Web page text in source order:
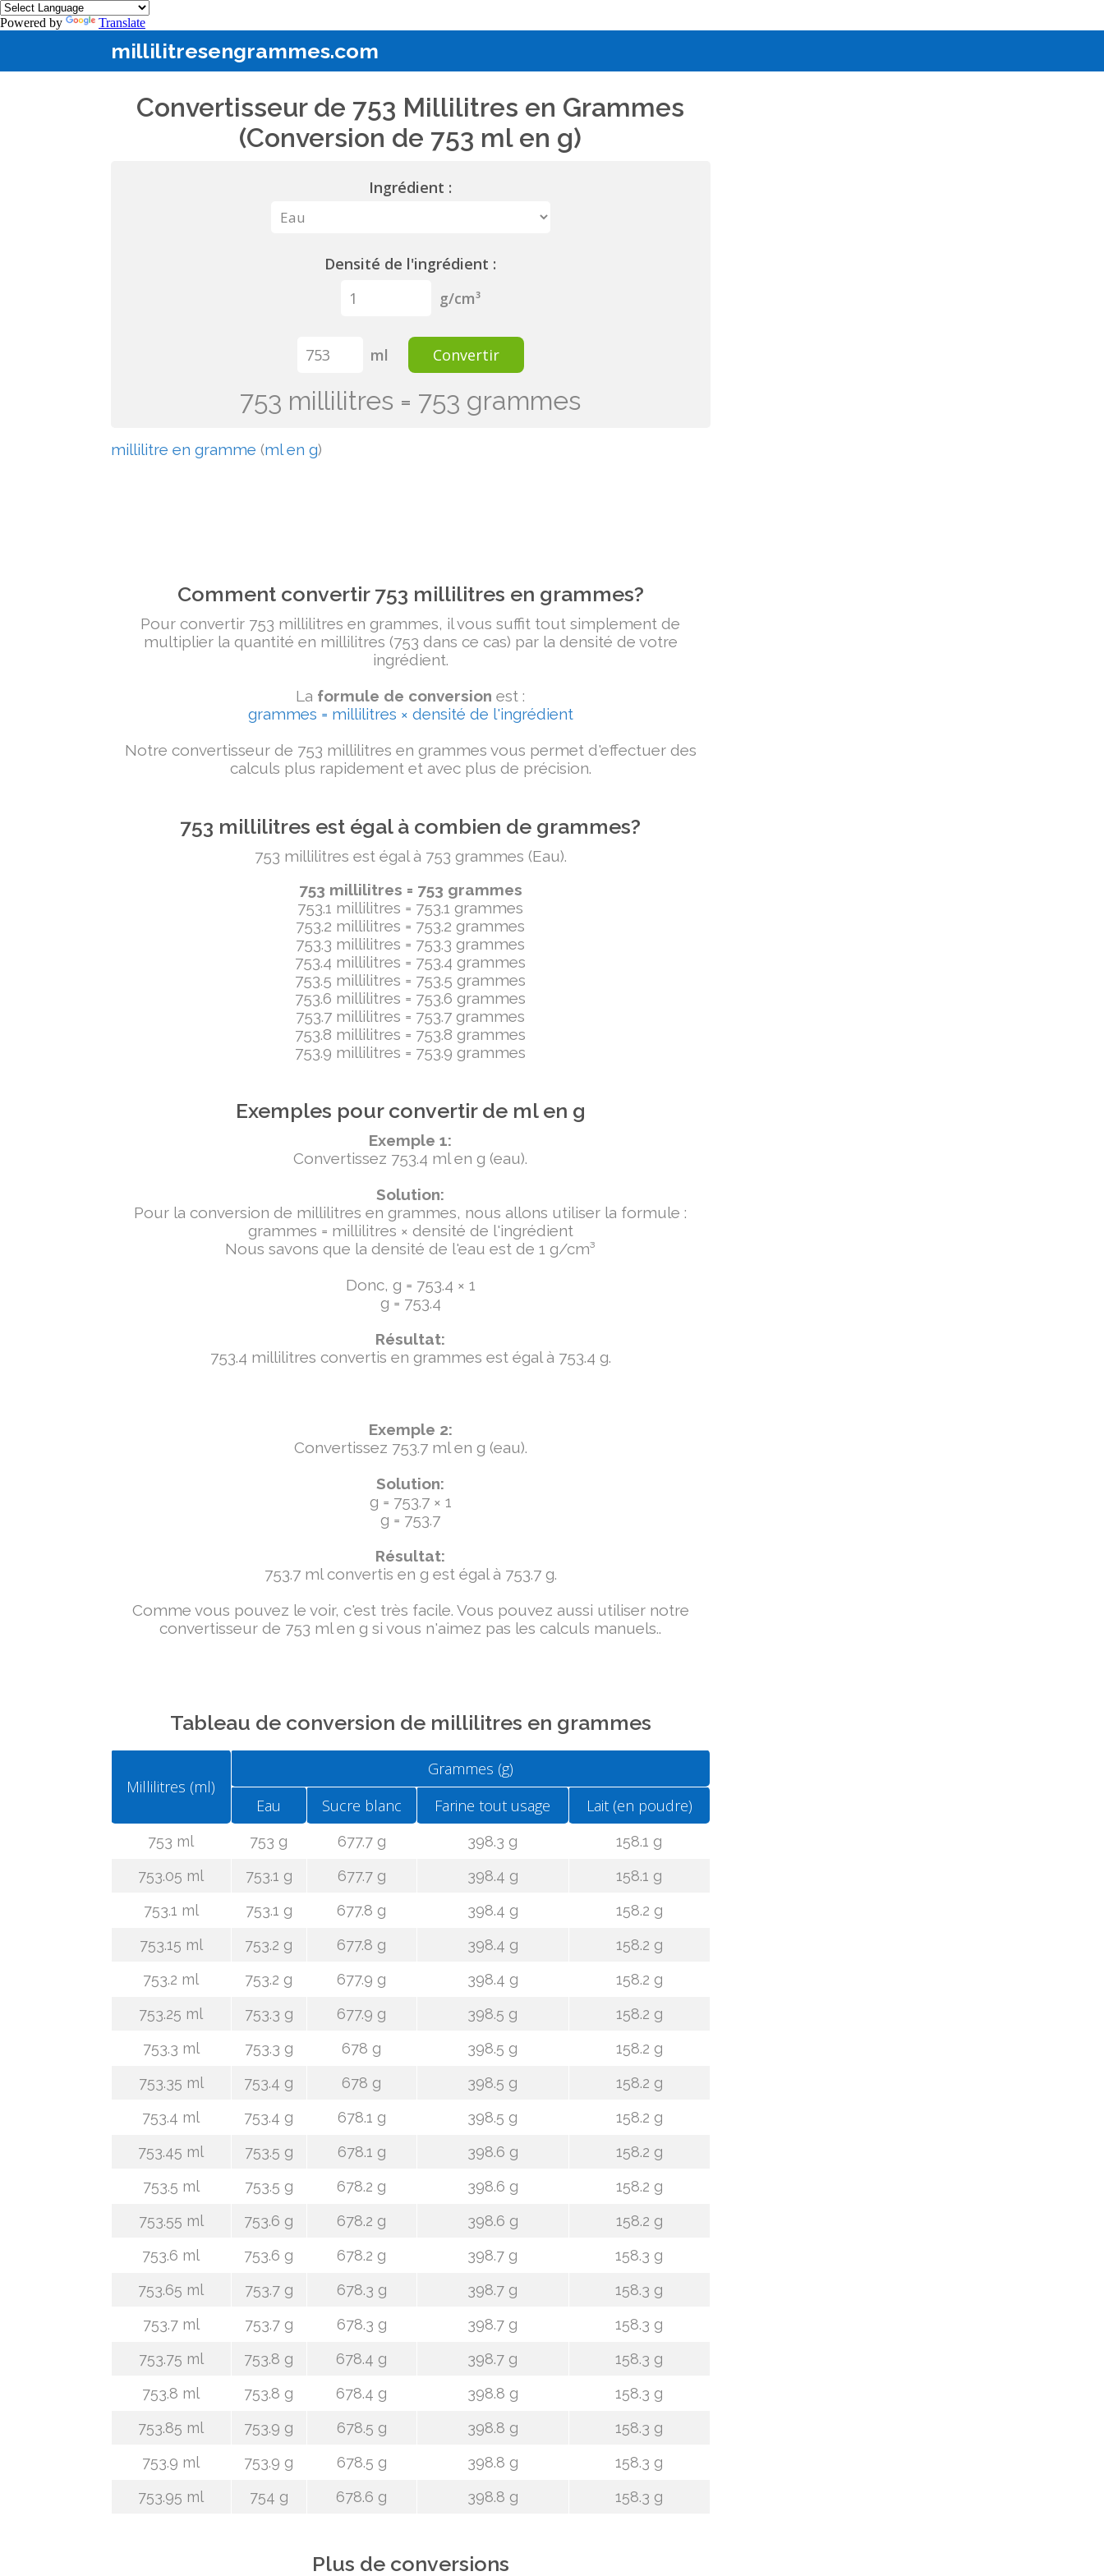
Powered by Translate
millilitresengrammes.com
Convertisseur de 753 Millilitres en Grammes
(Conversion de 753 ml en g)
Ingrédient :
Densité de l'ingrédient :
g/cm³
ml Convertir
753 millilitres = 753 grammes
millilitre en gramme (ml en g)
Comment convertir 753 millilitres en grammes?
Pour convertir 753 millilitres en grammes, il vous suffit tout simplement de
multiplier la quantité en millilitres (753 dans ce cas) par la densité de votre
ingrédient.
La formule de conversion est :
grammes = millilitres × densité de l'ingrédient
Notre convertisseur de 753 millilitres en grammes vous permet d'effectuer des
calculs plus rapidement et avec plus de précision.
753 millilitres est égal à combien de grammes?
753 millilitres est égal à 753 grammes (Eau).
753 millilitres = 753 grammes
753.1 millilitres = 753.1 grammes
753.2 millilitres = 753.2 grammes
753.3 millilitres = 753.3 grammes
753.4 millilitres = 753.4 grammes
753.5 millilitres = 753.5 grammes
753.6 millilitres = 753.6 grammes
753.7 millilitres = 753.7 grammes
753.8 millilitres = 753.8 grammes
753.9 millilitres = 753.9 grammes
Exemples pour convertir de ml en g
Exemple 1:
Convertissez 753.4 ml en g (eau).
Solution:
Pour la conversion de millilitres en grammes, nous allons utiliser la formule :
grammes = millilitres × densité de l'ingrédient
Nous savons que la densité de l'eau est de 1 g/cm³
Donc, g = 753.4 × 1
g = 753.4
Résultat:
753.4 millilitres convertis en grammes est égal à 753.4 g.
Exemple 2:
Convertissez 753.7 ml en g (eau).
Solution:
g = 753.7 × 1
g = 753.7
Résultat:
753.7 ml convertis en g est égal à 753.7 g.
Comme vous pouvez le voir, c'est très facile. Vous pouvez aussi utiliser notre
convertisseur de 753 ml en g si vous n'aimez pas les calculs manuels..
Tableau de conversion de millilitres en grammes
Millilitres (ml)
Grammes (g)
Eau
Sucre blanc Farine tout usage Lait (en poudre)
753 ml 753 g 677.7 g 398.3 g
158.1 g
753.05 ml
753.1 g 677.7 g 398.4 g
158.1 g
753.1 ml
753.1 g 677.8 g 398.4 g
158.2 g
753.15 ml
753.2 g 677.8 g 398.4 g
158.2 g
753.2 ml
753.2 g 677.9 g 398.4 g
158.2 g
753.25 ml
753.3 g 677.9 g 398.5 g
158.2 g
753.3 ml
753.3 g 678 g 398.5 g
158.2 g
753.35 ml
753.4 g 678 g 398.5 g
158.2 g
753.4 ml
753.4 g 678.1 g 398.5 g
158.2 g
753.45 ml
753.5 g 678.1 g 398.6 g
158.2 g
753.5 ml
753.5 g 678.2 g 398.6 g
158.2 g
753.55 ml
753.6 g 678.2 g 398.6 g
158.2 g
753.6 ml
753.6 g 678.2 g 398.7 g
158.3 g
753.65 ml
753.7 g 678.3 g 398.7 g
158.3 g
753.7 ml
753.7 g 678.3 g 398.7 g
158.3 g
753.75 ml
753.8 g 678.4 g 398.7 g
158.3 g
753.8 ml
753.8 g 678.4 g 398.8 g
158.3 g
753.85 ml
753.9 g 678.5 g 398.8 g
158.3 g
753.9 ml
753.9 g 678.5 g 398.8 g
158.3 g
753.95 ml
754 g 678.6 g 398.8 g 158.3 g
Plus de conversions